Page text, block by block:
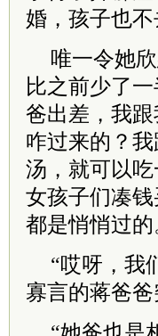
婚，孩子也不
唯一令她
比之前少了
爸出差，我
咋过来的？
汤，就可以
女孩子们凑
都是悄悄过的
“哎呀，我
寡言的蒋爸爸